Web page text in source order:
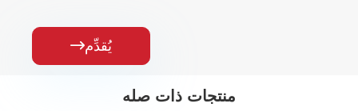
يُقدِّم
منتجات ذات صله